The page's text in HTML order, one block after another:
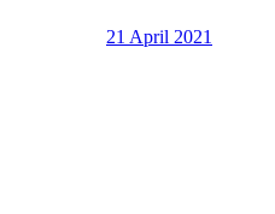
21 April 2021